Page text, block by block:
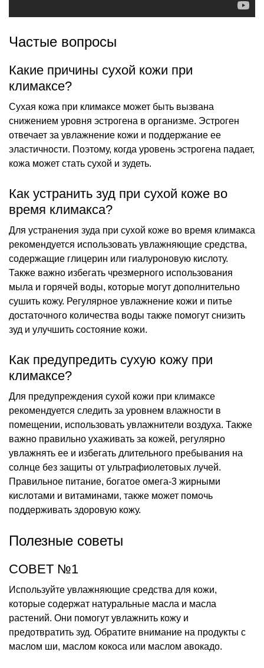
Частые вопросы
Какие причины сухой кожи при
климаксе?
Сухая кожа при климаксе может быть вызвана
снижением уровня эстрогена в организме. Эстроген
отвечает за увлажнение кожи и поддержание ее
эластичности. Поэтому, когда уровень эстрогена падает,
кожа может стать сухой и зудеть.
Как устранить зуд при сухой коже во
время климакса?
Для устранения зуда при сухой коже во время климакса
рекомендуется использовать увлажняющие средства,
содержащие глицерин или гиалуроновую кислоту.
Также важно избегать чрезмерного использования
мыла и горячей воды, которые могут дополнительно
сушить кожу. Регулярное увлажнение кожи и питье
достаточного количества воды также помогут снизить
зуд и улучшить состояние кожи.
Как предупредить сухую кожу при
климаксе?
Для предупреждения сухой кожи при климаксе
рекомендуется следить за уровнем влажности в
помещении, использовать увлажнители воздуха. Также
важно правильно ухаживать за кожей, регулярно
увлажнять ее и избегать длительного пребывания на
солнце без защиты от ультрафиолетовых лучей.
Правильное питание, богатое омега-3 жирными
кислотами и витаминами, также может помочь
поддерживать здоровую кожу.
Полезные советы
СОВЕТ №1
Используйте увлажняющие средства для кожи,
которые содержат натуральные масла и масла
растений. Они помогут увлажнить кожу и
предотвратить зуд. Обратите внимание на продукты с
маслом ши, маслом кокоса или маслом авокадо.